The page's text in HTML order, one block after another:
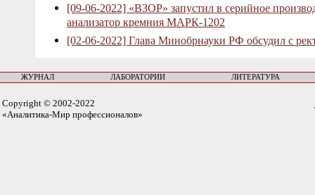
[09-06-2022] «ВЗОР» запустил в серийное
анализатор кремния МАРК-1202
[02-06-2022] Глава Минобрнауки РФ обсудил с
ЖУРНАЛ ЛАБОРАТОРИИ ЛИТЕРАТУРА
Copyright © 2002-2022
«Аналитика-Мир профессионалов»